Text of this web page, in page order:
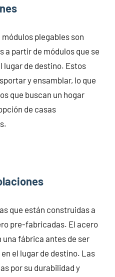
plegables son
a partir de módulos que se
lugar de destino. Estos
y ensamblar, lo que
que buscan un hogar
de casas
que están construidas a
pre-fabricadas. El acero
una fábrica antes de ser
el lugar de destino. Las
por su durabilidad y